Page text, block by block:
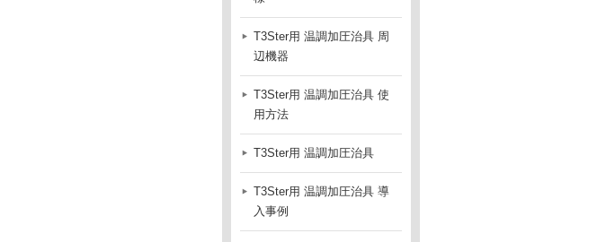
T3Ster用 温調加圧治具 周
辺機器
T3Ster用 温調加圧治具 使
用方法
T3Ster用 温調加圧治具
T3Ster用 温調加圧治具 導
入事例